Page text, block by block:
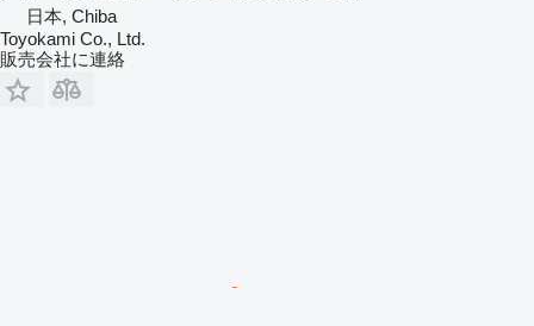
日本, Chiba
Toyokami Co., Ltd.
販売会社に連絡